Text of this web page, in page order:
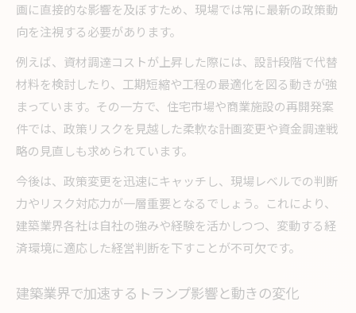
画に直接的な影響を及ぼすため、現場では常に最新の政策動
向を注視する必要があります。
例えば、資材調達コストが上昇した際には、設計段階で代替
材料を検討したり、工期短縮や工程の最適化を図る動きが強
まっています。その一方で、住宅市場や商業施設の再開発案
件では、政策リスクを見越した柔軟な計画変更や資金調達戦
略の見直しも求められています。
今後は、政策変更を迅速にキャッチし、現場レベルでの判断
力やリスク対応力が一層重要となるでしょう。これにより、
建築業界各社は自社の強みや経験を活かしつつ、変動する経
済環境に適応した経営判断を下すことが不可欠です。
建築業界で加速するトランプ影響と動きの変化